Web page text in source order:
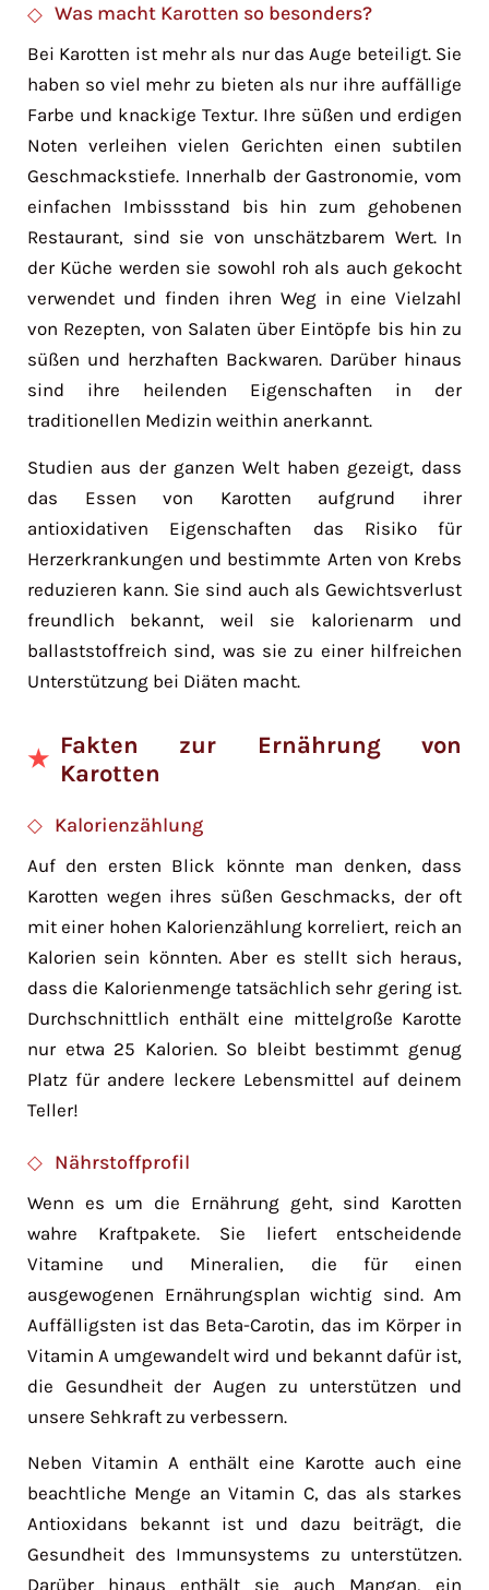
Was macht Karotten so besonders?
Bei Karotten ist mehr als nur das Auge beteiligt. Sie
haben so viel mehr zu bieten als nur ihre auffällige
Farbe und knackige Textur. Ihre süßen und erdigen
Noten verleihen vielen Gerichten einen subtilen
Geschmackstiefe. Innerhalb der Gastronomie, vom
einfachen Imbissstand bis hin zum gehobenen
Restaurant, sind sie von unschätzbarem Wert. In
der Küche werden sie sowohl roh als auch gekocht
verwendet und finden ihren Weg in eine Vielzahl
von Rezepten, von Salaten über Eintöpfe bis hin zu
süßen und herzhaften Backwaren. Darüber hinaus
sind ihre heilenden Eigenschaften in der
traditionellen Medizin weithin anerkannt.
Studien aus der ganzen Welt haben gezeigt, dass
das Essen von Karotten aufgrund ihrer
antioxidativen Eigenschaften das Risiko für
Herzerkrankungen und bestimmte Arten von Krebs
reduzieren kann. Sie sind auch als Gewichtsverlust
freundlich bekannt, weil sie kalorienarm und
ballaststoffreich sind, was sie zu einer hilfreichen
Unterstützung bei Diäten macht.
Fakten zur Ernährung von
Karotten
Kalorienzählung
Auf den ersten Blick könnte man denken, dass
Karotten wegen ihres süßen Geschmacks, der oft
mit einer hohen Kalorienzählung korreliert, reich an
Kalorien sein könnten. Aber es stellt sich heraus,
dass die Kalorienmenge tatsächlich sehr gering ist.
Durchschnittlich enthält eine mittelgroße Karotte
nur etwa 25 Kalorien. So bleibt bestimmt genug
Platz für andere leckere Lebensmittel auf deinem
Teller!
Nährstoffprofil
Wenn es um die Ernährung geht, sind Karotten
wahre Kraftpakete. Sie liefert entscheidende
Vitamine und Mineralien, die für einen
ausgewogenen Ernährungsplan wichtig sind. Am
Auffälligsten ist das Beta-Carotin, das im Körper in
Vitamin A umgewandelt wird und bekannt dafür ist,
die Gesundheit der Augen zu unterstützen und
unsere Sehkraft zu verbessern.
Neben Vitamin A enthält eine Karotte auch eine
beachtliche Menge an Vitamin C, das als starkes
Antioxidans bekannt ist und dazu beiträgt, die
Gesundheit des Immunsystems zu unterstützen.
Darüber hinaus enthält sie auch Mangan, ein